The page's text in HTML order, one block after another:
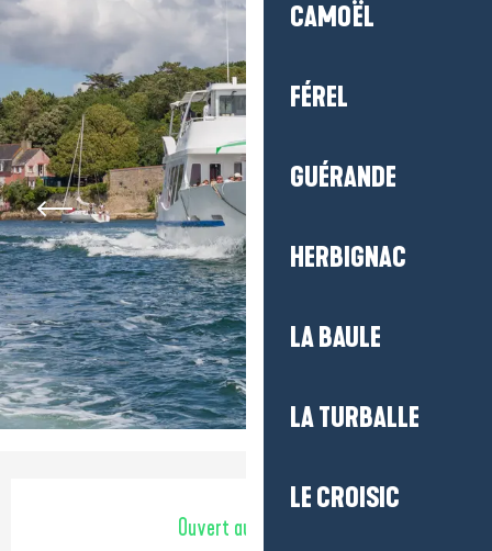
CAMOËL
FÉREL
GUÉRANDE
HERBIGNAC
LA BAULE
LA TURBALLE
LE CROISIC
Ouverture et coordonnées
Ouvert aujourd'hui